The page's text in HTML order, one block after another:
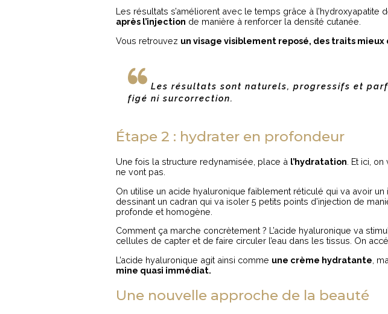
Les résultats s’améliorent avec le temps grâce à
après l’injection de manière à renforcer la densité cutanée.
Vous retrouvez un visage visiblement reposé, des traits
Les résultats sont naturels, progressifs et
figé ni surcorrection.
Étape 2 : hydrater en profondeur
Une fois la structure redynamisée, place à l’hydratation . Et ici,
ne vont pas.
On utilise un acide hyaluronique faiblement réticulé qui va avoir
dessinant un cadran qui va isoler 5 petits points d’injection de
profonde et homogène.
Comment ça marche concrètement ? L’acide hyaluronique va
cellules de capter et de faire circuler l’eau dans les tissus. On
L’acide hyaluronique agit ainsi comme une crème hydratante ,
mine quasi immédiat.
Une nouvelle approche de la beauté